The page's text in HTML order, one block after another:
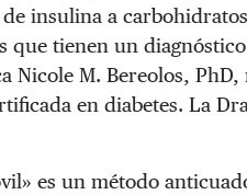
insulina a
que tienen un
Nicole M. Bereolos,
en diabetes. La
es un método